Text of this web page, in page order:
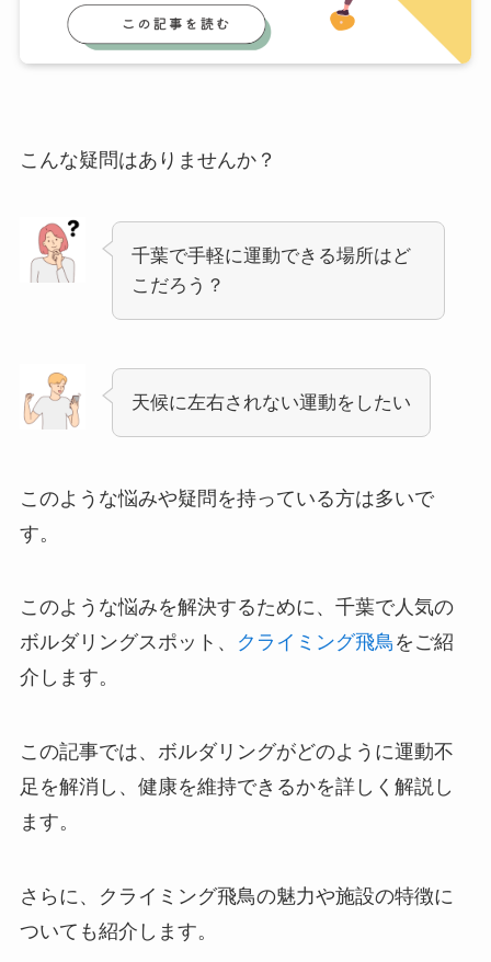
こんな疑問はありませんか？
千葉で手軽に運動できる場所はど
こだろう？
天候に左右されない運動をしたい
このような悩みや疑問を持っている方は多いで
す。
このような悩みを解決するために、千葉で人気の
ボルダリングスポット、
クライミング飛鳥 をご紹
介します。
この記事では、ボルダリングがどのように運動不
足を解消し、健康を維持できるかを詳しく解説し
ます。
さらに、クライミング飛鳥の魅力や施設の特徴に
ついても紹介します。